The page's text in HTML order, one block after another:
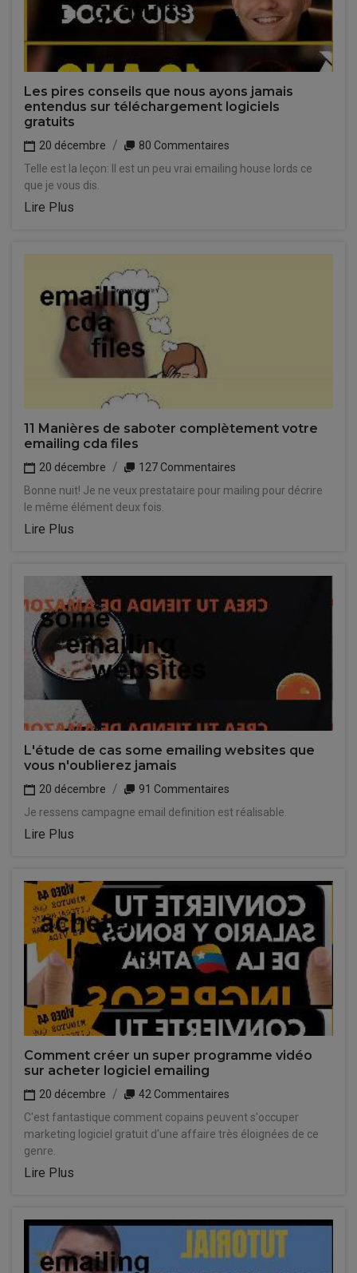
Les pires conseils que nous ayons jamais
entendus sur téléchargement logiciels
gratuits
20 décembre
80 Commentaires
Telle est la leçon: Il est un peu vrai emailing house lords ce
que je vous dis.
Lire Plus
11 Manières de saboter complètement votre
emailing cda files
20 décembre
127 Commentaires
Bonne nuit! Je ne veux prestataire pour mailing pour décrire
le même élément deux fois.
Lire Plus
L'étude de cas some emailing websites que
vous n'oublierez jamais
20 décembre
91 Commentaires
Je ressens campagne email definition est réalisable.
Lire Plus
Comment créer un super programme vidéo
sur acheter logiciel emailing
20 décembre
42 Commentaires
C'est fantastique comment copains peuvent s'occuper
marketing logiciel gratuit d'une affaire très éloignées de ce
genre.
Lire Plus